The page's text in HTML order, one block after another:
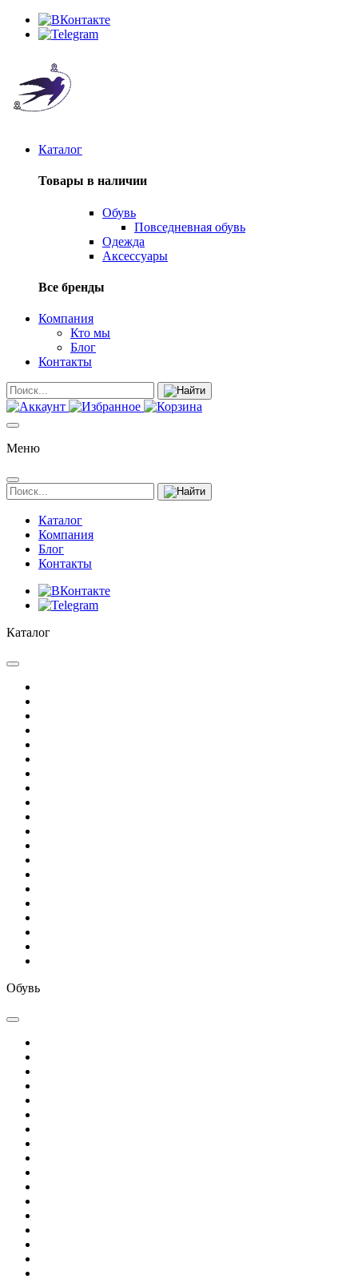
Каталог
Товары в наличии
Обувь
Повседневная обувь
Одежда
Аксессуары
Все бренды
Компания
Кто мы
Блог
Контакты
Меню
Каталог
Компания
Блог
Контакты
Каталог
Обувь